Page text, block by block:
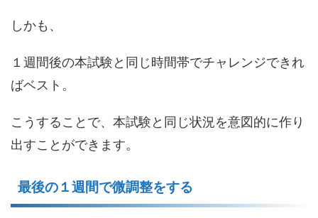
しかも、
１週間後の本試験と同じ時間帯でチャレンジできれ
ばベスト。
こうすることで、本試験と同じ状況を意図的に作り
出すことができます。
最後の１週間で微調整をする